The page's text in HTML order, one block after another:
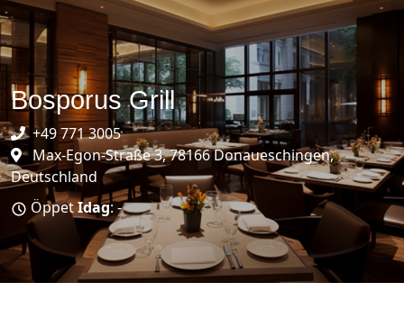
Bosporus Grill
+49 771 3005
Max-Egon-Straße 3, 78166 Donaueschingen,
Deutschland
ÖppetIdag: -